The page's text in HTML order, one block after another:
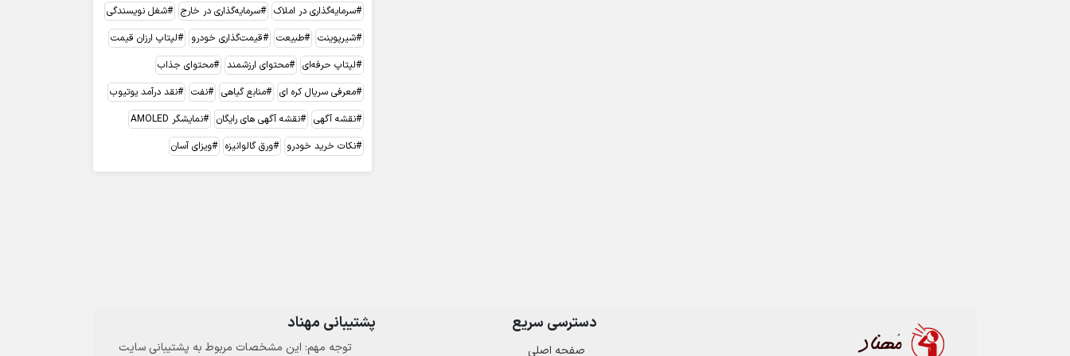
سرمایه‌گذاری در املاک سرمایه‌گذاری در خارج
شغل نویسندگی
شیرپوینت
طبیعت قیمت‌گذاری خودرو
لپتاپ ارزان قیمت
لپتاپ حرفه‌ای
محتوای ارزشمند
محتوای جذاب
معرفی سریال کره ای
منابع گیاهی نفت
نقد درآمد یوتیوب
نقشه آگهی
نقشه آگهی های رایگان
نمایشگر AMOLED
نکات خرید خودرو
ورق گالوانیزه ویزای آسان
دسترسی سریع
صفحه اصلی
پشتیبانی مهناد
توجه مهم: این مشخصات مربوط به پشتیبانی سایت